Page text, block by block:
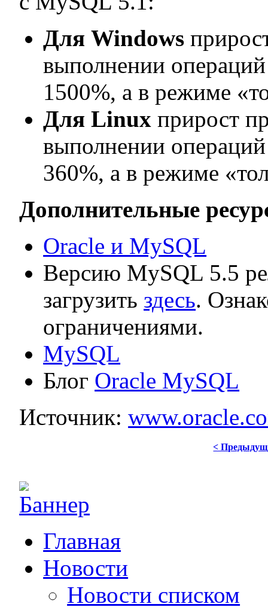
Для Windows
выполнении операций
1500%, а в режиме
Для Linuxприрост
выполнении операций
360%, а в режиме
Дополнительные
Oracle и MySQL
Версию MySQL 5.5
загрузить здесь.
ограничениями.
MySQL
Блог Oracle MySQL
Источник:
<
Главная
Новости
Новости списком